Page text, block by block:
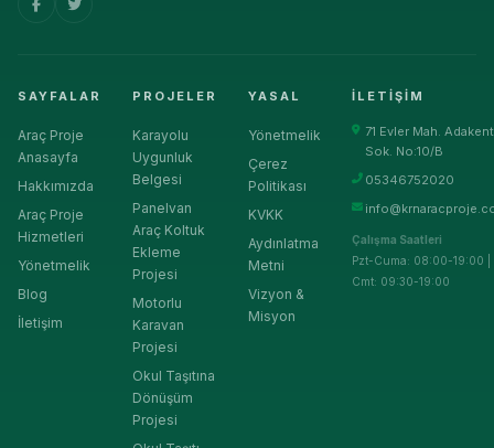
SAYFALAR
Araç Proje
Anasayfa
Hakkımızda
Araç Proje
Hizmetleri
Yönetmelik
Blog
İletişim
PROJELER
Karayolu
Uygunluk
Belgesi
Panelvan
Araç Koltuk
Ekleme
Projesi
Motorlu
Karavan
Projesi
Okul Taşıtına
Dönüşüm
Projesi
YASAL
Yönetmelik
Çerez
Politikası
KVKK
Aydınlatma
Metni
Vizyon &
Misyon
İLETIŞIM
71 Evler Mah. Adakent
Sok. No:10/B
05346752020
Çalışma Saatleri
Pzt-Cuma: 08:00-19:00 |
Cmt: 09:30-19:00